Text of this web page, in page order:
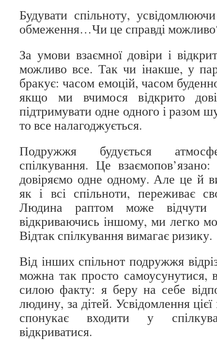
Будувати спільноту,
обмеження…Чи це справді
За умови взаємної довіри і
можливо все. Так чи інакше, у
бракує: часом емоцій, часом
якщо ми вчимося відкрито
підтримувати одне одного і разом
то все налагоджується.
Подружжя будується
спілкування. Це
довіряємо одне одному. Але це й
як і всі спільноти, переживає
Людина раптом може відчути
відкриваючись іншому, ми легко
Відтак спілкування вимагає ризику.
Від інших спільнот подружжя
можна так просто самоусунутися,
силою факту: я беру на себе
людину, за дітей. Усвідомлення цієї
спонукає входити у
відкриватися.